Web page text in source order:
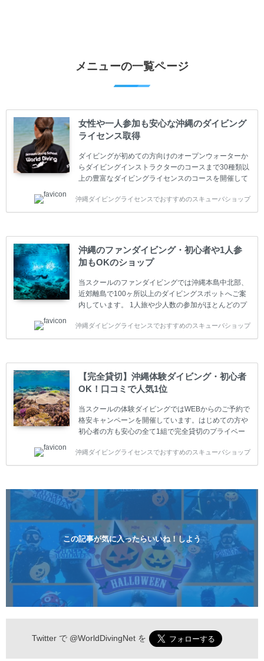
メニューの一覧ページ
女性や一人参加も安心な沖縄のダイビング
ライセンス取得
ダイビングが初めての方向けのオープンウォーターか
らダイビングインストラクターのコースまで30種類以
上の豊富なダイビングライセンスのコースを開催して
(TEC)のコースもご用意しています。 当スクールを受
講するお客様は一人参加などの少人数のご参加が最も
は年間を通じてキャンペーンを行っています。 ベーシ
ックダイバー(Cカード) 1日間+eラーニング 最安値キ
ャンペーン ￥22800(税込) ￥16800(税込) 器材 / 送
迎 / 保険 / 全て込み ダイビング...
沖縄ダイビングライセンスでおすすめのスキューバショップ
沖縄のファンダイビング・初心者や1人参
加もOKのショップ
当スクールのファンダイビングでは沖縄本島中北部、
近郊離島で100ヶ所以上のダイビングスポットへご案
内しています。 1人旅や少人数の参加がほとんどのプ
の方も安心して楽しめるようにリフレッシュダイビン
グコースもご用意しています。お1人様も初心者の方
ーター様はファンダイビングの全てのコース費が
10%OFF、フル器材レンタルが50%OFFになります。
沖縄本島周辺ビーチ・ファンダイビング ￥13800(税
込)【 2ビーチ 】 ウエイト / タンク / 送迎...
沖縄ダイビングライセンスでおすすめのスキューバショップ
【完全貸切】沖縄体験ダイビング・初心者
OK！口コミで人気1位
当スクールの体験ダイビングではWEBからのご予約で
格安キャンペーンを開催しています。はじめての方や
初心者の方も安心の全て1組で完全貸切のプライベー
1人様から気軽にご参加ください。 全てのコースで高
画質の記念撮影&水中撮影付きです。初心者の方やダ
ンペーン！！￥16800 ￥11800(税込) 器材 / 送迎 / 保
険 / 全て込み ダイビングがはじめての方や初心者でも
気軽に体験できる半日のコース。沖縄本島のビーチか
らのんびりダイビングを楽しめます...
沖縄ダイビングライセンスでおすすめのスキューバショップ
この記事が気に入ったらいいね！しよう
Twitter で @WorldDivingNetを